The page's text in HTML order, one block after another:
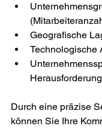
Geografische
Technologische
Durch eine präzise
können Sie Ihre